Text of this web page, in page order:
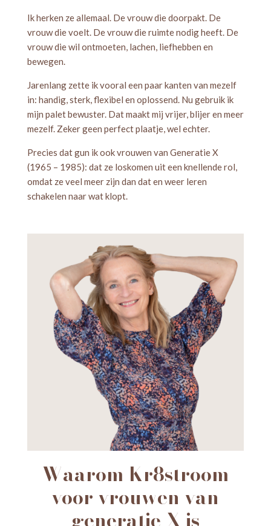
Ik herken ze allemaal. De vrouw die doorpakt. De
vrouw die voelt. De vrouw die ruimte nodig heeft. De
vrouw die wil ontmoeten, lachen, liefhebben en
bewegen.
Jarenlang zette ik vooral een paar kanten van mezelf
in: handig, sterk, flexibel en oplossend. Nu gebruik ik
mijn palet bewuster. Dat maakt mij vrijer, blijer en meer
mezelf. Zeker geen perfect plaatje, wel echter.
Precies dat gun ik ook vrouwen van Generatie X
(1965 – 1985): dat ze loskomen uit een knellende rol,
omdat ze veel meer zijn dan dat en weer leren
schakelen naar wat klopt.
Waarom Kr8stroom
voor vrouwen van